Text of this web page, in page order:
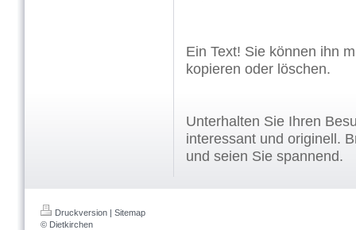
Ein Text! Sie können ihn
kopieren oder löschen.
Unterhalten Sie Ihren
interessant und originell.
und seien Sie spannend.
Druckversion | Sitemap
© Dietkirchen